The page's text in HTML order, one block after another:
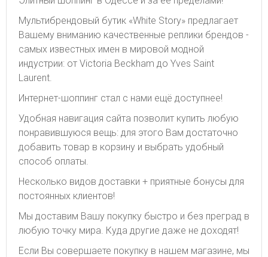
Мультибрендовый бутик «White Story» предлагает
Вашему вниманию качественные реплики брендов -
самых известных имен в мировой модной
индустрии: от Victoria Beckham до Yves Saint
Laurent.
Интернет-шоппинг стал с нами ещё доступнее!
Удобная навигация сайта позволит купить любую
понравившуюся вещь: для этого Вам достаточно
добавить товар в корзину и выбрать удобный
способ оплаты.
Несколько видов доставки + приятные бонусы для
постоянных клиентов!
Мы доставим Вашу покупку быстро и без преград в
любую точку мира. Куда другие даже не доходят!
Если Вы совершаете покупку в нашем магазине, мы